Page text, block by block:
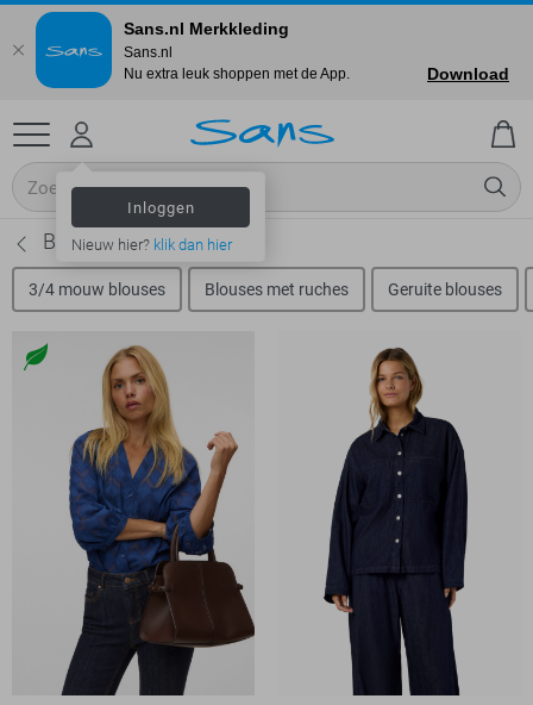
Inloggen
Nieuw hier? klik dan hier
Blauwe blouse
3/4 mouw blouses Blouses met ruches Geruite blouses
Sans.nl Merkkleding
Sans.nl
Nu extra leuk shoppen met de App.
Download